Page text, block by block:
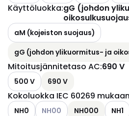
Käyttöluokka:gG (johdon
aM (kojeiston suojaus)
gG (johdon ylikuormitus- ja
Mitoitusjännitetaso AC:690 V
500 V 690 V
Kokoluokka IEC 60269 mukaan
NH0 Katso käytettävissä
NH00 NH000 NH1